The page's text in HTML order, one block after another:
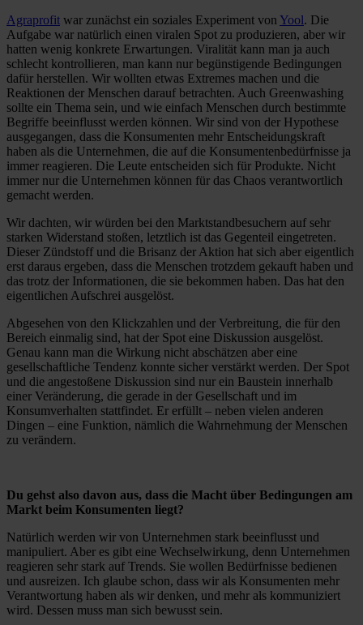
Agraprofit war zunächst ein soziales Experiment von Yool. Die
Aufgabe war natürlich einen viralen Spot zu produzieren, aber wir
hatten wenig konkrete Erwartungen. Viralität kann man ja auch
schlecht kontrollieren, man kann nur begünstigende Bedingungen
dafür herstellen. Wir wollten etwas Extremes machen und die
Reaktionen der Menschen darauf betrachten. Auch Greenwashing
sollte ein Thema sein, und wie einfach Menschen durch bestimmte
Begriffe beeinflusst werden können. Wir sind von der Hypothese
ausgegangen, dass die Konsumenten mehr Entscheidungskraft
haben als die Unternehmen, die auf die Konsumentenbedürfnisse ja
immer reagieren. Die Leute entscheiden sich für Produkte. Nicht
immer nur die Unternehmen können für das Chaos verantwortlich
gemacht werden.
Wir dachten, wir würden bei den Marktstandbesuchern auf sehr
starken Widerstand stoßen, letztlich ist das Gegenteil eingetreten.
Dieser Zündstoff und die Brisanz der Aktion hat sich aber eigentlich
erst daraus ergeben, dass die Menschen trotzdem gekauft haben und
das trotz der Informationen, die sie bekommen haben. Das hat den
eigentlichen Aufschrei ausgelöst.
Abgesehen von den Klickzahlen und der Verbreitung, die für den
Bereich einmalig sind, hat der Spot eine Diskussion ausgelöst.
Genau kann man die Wirkung nicht abschätzen aber eine
gesellschaftliche Tendenz konnte sicher verstärkt werden. Der Spot
und die angestoßene Diskussion sind nur ein Baustein innerhalb
einer Veränderung, die gerade in der Gesellschaft und im
Konsumverhalten stattfindet. Er erfüllt – neben vielen anderen
Dingen – eine Funktion, nämlich die Wahrnehmung der Menschen
zu verändern.
Du gehst also davon aus, dass die Macht über Bedingungen am
Markt beim Konsumenten liegt?
Natürlich werden wir von Unternehmen stark beeinflusst und
manipuliert. Aber es gibt eine Wechselwirkung, denn Unternehmen
reagieren sehr stark auf Trends. Sie wollen Bedürfnisse bedienen
und ausreizen. Ich glaube schon, dass wir als Konsumenten mehr
Verantwortung haben als wir denken, und mehr als kommuniziert
wird. Dessen muss man sich bewusst sein.